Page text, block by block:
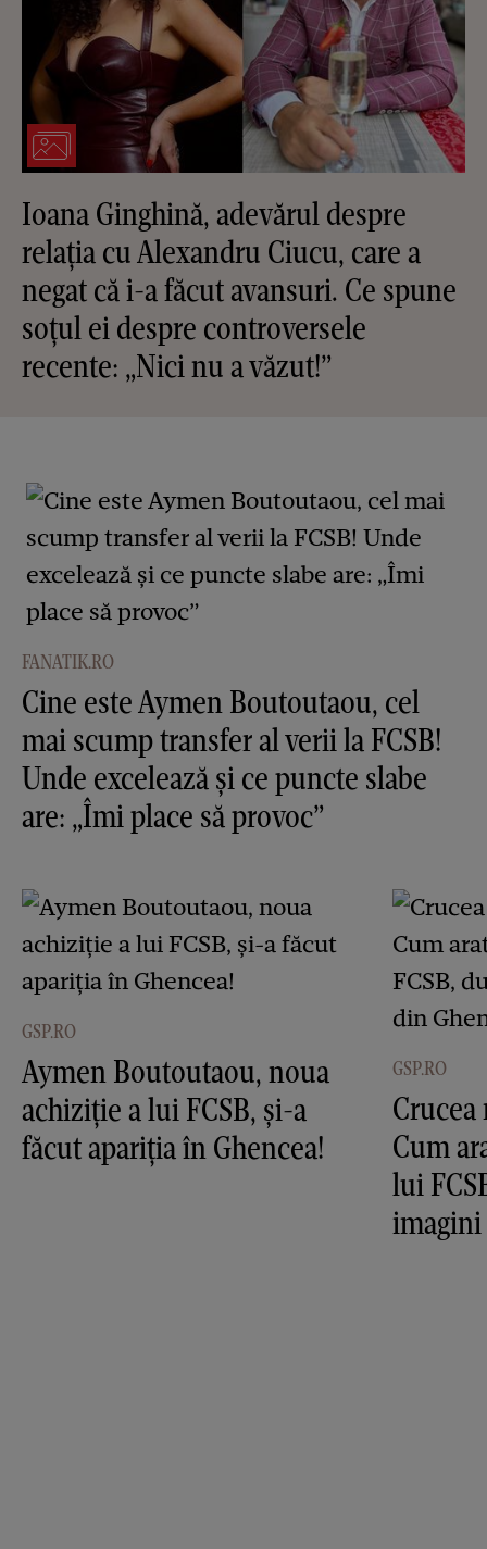
Ioana Ginghină, adevărul despre
relația cu Alexandru Ciucu, care a
negat că i-a făcut avansuri. Ce spune
soțul ei despre controversele
recente: „Nici nu a văzut!”
FANATIK.RO
Cine este Aymen Boutoutaou, cel
mai scump transfer al verii la FCSB!
Unde excelează și ce puncte slabe
are: „Îmi place să provoc”
GSP.RO
Aymen Boutoutaou, noua
achiziție a lui FCSB, și-a
făcut apariția în Ghencea!
GSP.RO
Crucea
Cum
lui
imagini